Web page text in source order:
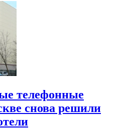
телефонные
снова решили